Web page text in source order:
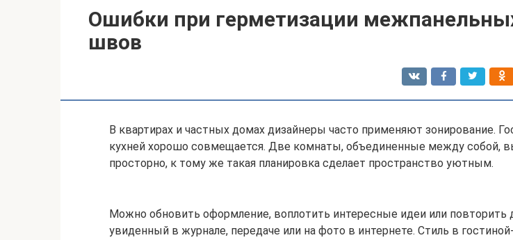
Ошибки при герметизации
швов
В квартирах и частных домах дизайнеры часто применяют зонирование.
кухней хорошо совмещается. Две комнаты, объединенные между собой,
просторно, к тому же такая планировка сделает пространство уютным.
Можно обновить оформление, воплотить интересные идеи или повторить
увиденный в журнале, передаче или на фото в интернете. Стиль в